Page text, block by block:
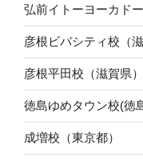
弘前イトーヨーカド
彦根ビバシティ校（滋
彦根平田校（滋賀県）
徳島ゆめタウン校(徳
成増校（東京都）